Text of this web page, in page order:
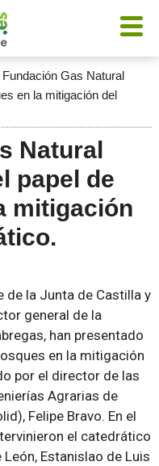
Fundación Gas Natural
en la mitigación del
Natural
papel de
mitigación
de la Junta de Castilla y
general de la
han presentado
en la mitigación
por el director de las
Agrarias de
Felipe Bravo. En el
el catedrático
Estanislao de Luis